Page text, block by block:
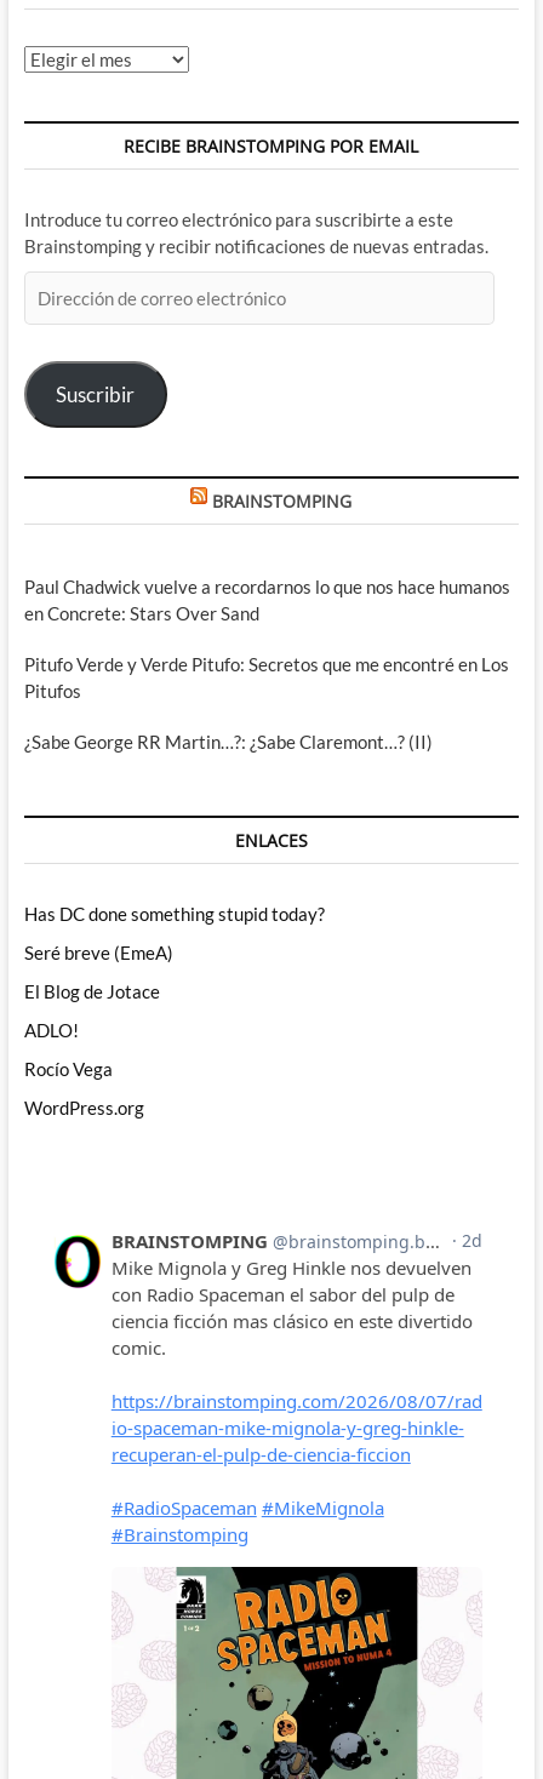
Archivos
RECIBE BRAINSTOMPING POR EMAIL
Introduce tu correo electrónico para suscribirte a este
Brainstomping y recibir notificaciones de nuevas entradas.
de
electrónico
Suscribir
BRAINSTOMPING
Paul Chadwick vuelve a recordarnos lo que nos hace humanos
en Concrete: Stars Over Sand
Pitufo Verde y Verde Pitufo: Secretos que me encontré en Los
Pitufos
¿Sabe George RR Martin…?: ¿Sabe Claremont…? (II)
ENLACES
Has DC done something stupid today?
Seré breve (EmeA)
El Blog de Jotace
ADLO!
Rocío Vega
WordPress.org